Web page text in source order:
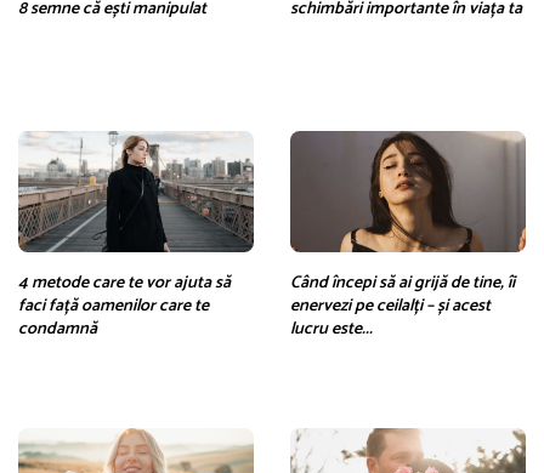
8 semne că ești manipulat
schimbări importante în viața ta
4 metode care te vor ajuta să
faci față oamenilor care te
condamnă
Când începi să ai grijă de tine, îi
enervezi pe ceilalți – și acest
lucru este...